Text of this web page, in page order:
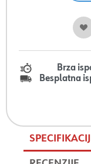
Brza
Besplatna